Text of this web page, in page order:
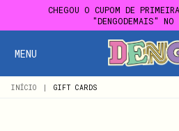
CHEGOU O CUPOM DE
"DENGODEMAIS" NO
MENU
INÍCIO | GIFT CARDS